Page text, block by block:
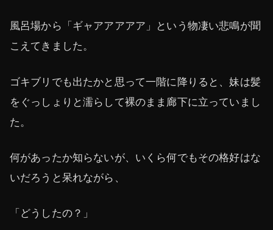
風呂場から「ギャアアアアア」という物凄い悲鳴が聞
こえてきました。
ゴキブリでも出たかと思って一階に降りると、妹は髪
をぐっしょりと濡らして裸のまま廊下に立っていまし
た。
何があったか知らないが、いくら何でもその格好はな
いだろうと呆れながら、
「どうしたの？」